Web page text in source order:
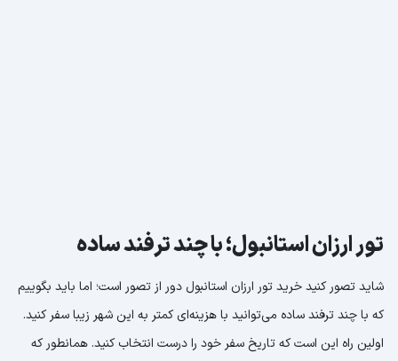
تور ارزان استانبول؛ با چند ترفند ساده
شاید تصور کنید خرید تور ارزان استانبول دور از تصور است؛ اما باید بگوییم
که با چند ترفند ساده می‌توانید با هزینه‌ای کمتر به این شهر زیبا سفر کنید.
اولین راه این است که تاریخ سفر خود را درست انتخاب کنید. همانطور که